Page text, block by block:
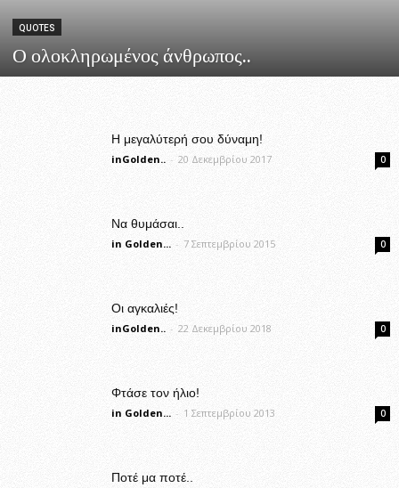
QUOTES
Ο ολοκληρωμένος άνθρωπος..
Η μεγαλύτερή σου δύναμη!
inGolden.. - 20 Δεκεμβρίου 2017 0
Να θυμάσαι..
in Golden... - 7 Σεπτεμβρίου 2015 0
Οι αγκαλιές!
inGolden.. - 22 Δεκεμβρίου 2018 0
Φτάσε τον ήλιο!
in Golden... - 1 Σεπτεμβρίου 2013 0
Ποτέ μα ποτέ..